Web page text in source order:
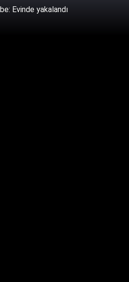
Evinde yakalandı